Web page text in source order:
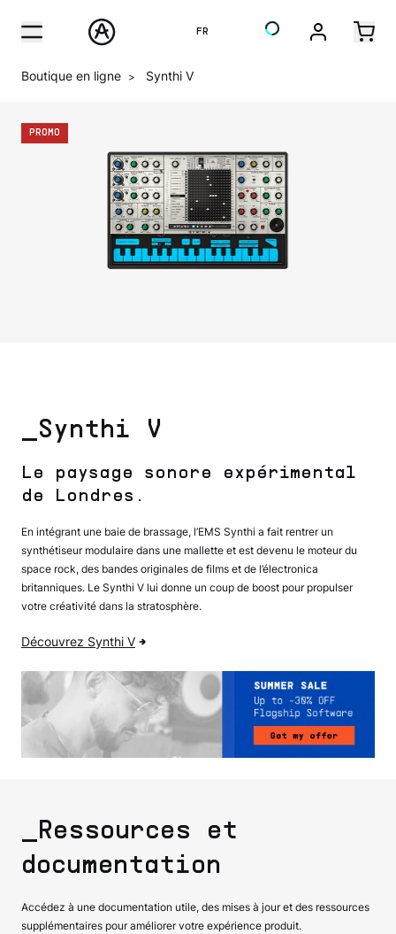
FR
Boutique en ligne > Synthi V
PROMO
_Synthi V
Le paysage sonore expérimental
de Londres.
En intégrant une baie de brassage, l’EMS Synthi a fait rentrer un
synthétiseur modulaire dans une mallette et est devenu le moteur du
space rock, des bandes originales de films et de l’électronica
britanniques. Le Synthi V lui donne un coup de boost pour propulser
votre créativité dans la stratosphère.
Découvrez Synthi V
_Ressources et
documentation
Accédez à une documentation utile, des mises à jour et des ressources
supplémentaires pour améliorer votre expérience produit.